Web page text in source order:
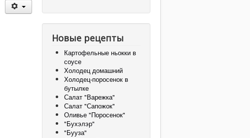
Новые рецепты
Картофельные ньокки в
соусе
Холодец домашний
Холодец-поросенок в
бутылке
Салат "Варежка"
Салат "Сапожок"
Оливье "Поросенок"
"Бухэлэр"
"Бууза"